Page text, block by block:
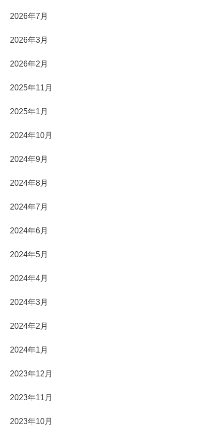
2026年7月
2026年3月
2026年2月
2025年11月
2025年1月
2024年10月
2024年9月
2024年8月
2024年7月
2024年6月
2024年5月
2024年4月
2024年3月
2024年2月
2024年1月
2023年12月
2023年11月
2023年10月